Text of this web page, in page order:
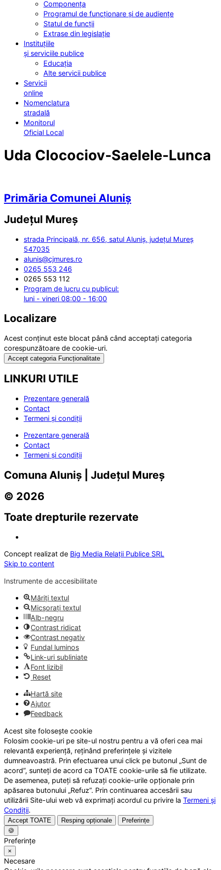
Componența
Programul de funcționare și de audiențe
Statul de funcții
Extrase din legislație
Instituțiile
și serviciile publice
Educația
Alte servicii publice
Servicii
online
Nomenclatura
stradală
Monitorul
Oficial Local
Uda Clocociov-Saelele-Lunca
Primăria Comunei Aluniș
Județul Mureș
strada Principală, nr. 656, satul Aluniș, județul Mureș
547035
alunis@cjmures.ro
0265 553 246
0265 553 112
Program de lucru cu publicul:
luni - vineri 08:00 - 16:00
Localizare
Acest conținut este blocat până când acceptați categoria
corespunzătoare de cookie-uri.
Accept categoria Funcționalitate
LINKURI UTILE
Prezentare generală
Contact
Termeni și condiții
Prezentare generală
Contact
Termeni și condiții
Comuna Aluniș | Județul Mureș
© 2026
Toate drepturile rezervate
Concept realizat de Big Media Relații Publice SRL
Skip to content
Instrumente de accesibilitate
Măriți textul
Micșorați textul
Alb-negru
Contrast ridicat
Contrast negativ
Fundal luminos
Link-uri subliniate
Font lizibil
Reset
Hartă site
Ajutor
Feedback
Acest site folosește cookie
Folosim cookie-uri pe site-ul nostru pentru a vă oferi cea mai
relevantă experiență, reținând preferințele și vizitele
dumneavoastră. Prin efectuarea unui click pe butonul „Sunt de
acord”, sunteți de acord ca TOATE cookie-urile să fie utilizate.
De asemenea, puteți să refuzați cookie-urile opționale prin
apăsarea butonului „Refuz”. Prin continuarea accesării sau
utilizării Site-ului web vă exprimați acordul cu privire la Termeni și
Condiții.
Accept TOATE Resping opționale
Preferințe
🍪
Preferințe
×
Necesare